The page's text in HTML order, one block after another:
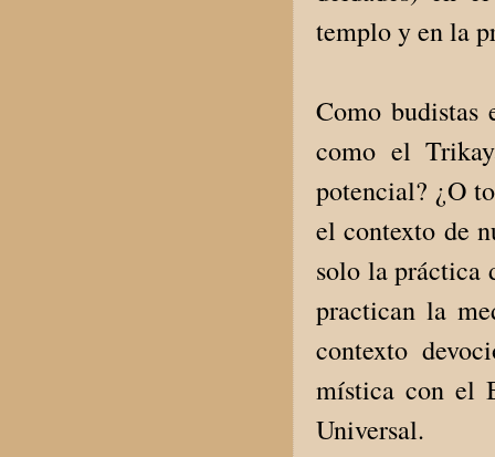
templo y en la
Como budistas
como el
potencial? ¿O
el contexto de
solo la práctica
practican la
contexto
mística con el
Universal.